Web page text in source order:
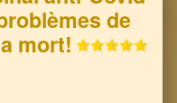
de
mort!